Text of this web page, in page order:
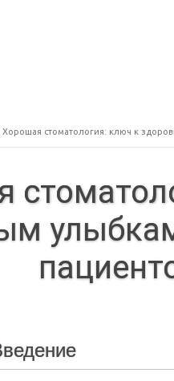
Хорошая стоматология: ключ к